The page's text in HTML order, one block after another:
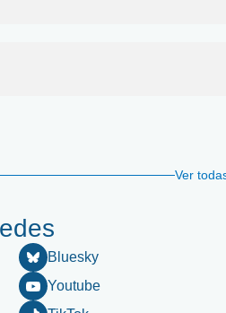
Ver
Bluesky
Youtube